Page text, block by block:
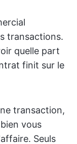
transactions.
quelle part
finit sur le
transaction,
vous
Seuls